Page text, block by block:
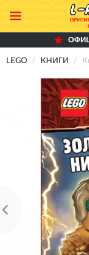
LEGO КНИГИ